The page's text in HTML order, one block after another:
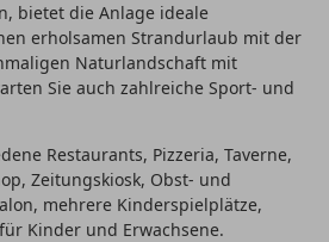
bietet die Anlage ideale
erholsamen Strandurlaub mit der
Naturlandschaft mit
Sie auch zahlreiche Sport- und
Restaurants, Pizzeria, Taverne,
Zeitungskiosk, Obst- und
mehrere Kinderspielplätze,
Kinder und Erwachsene.